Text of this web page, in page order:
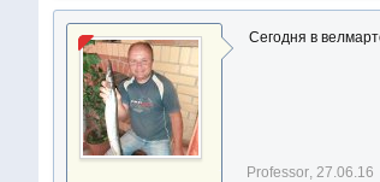
Сегодня в
Professor, 27.06.16